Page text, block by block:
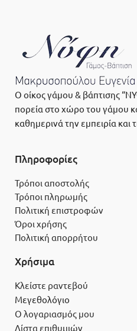
Ο οίκος γάμου & βάπτισης
πορεία στο χώρο του γάμου
καθημερινά την εμπειρία και
Πληροφορίες
Τρόποι αποστολής
Τρόποι πληρωμής
Πολιτική επιστροφών
Όροι χρήσης
Πολιτική απορρήτου
Χρήσιμα
Κλείστε ραντεβού
Μεγεθολόγιο
Ο λογαριασμός μου
Λίστα επιθυμιών